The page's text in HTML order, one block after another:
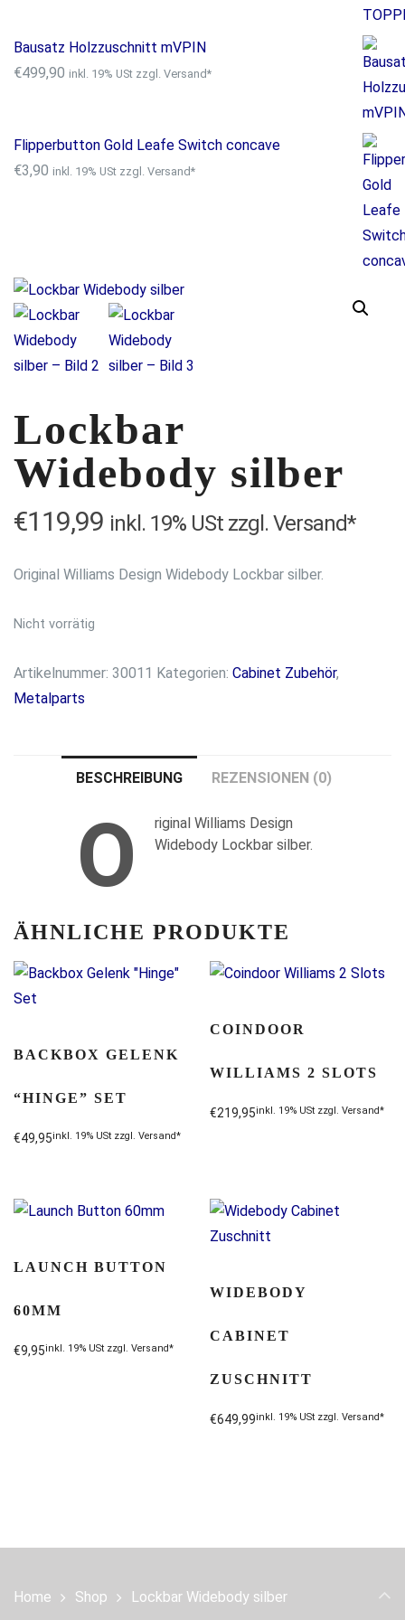
Bausatz Holzzuschnitt mVPIN
€499,90 inkl. 19% USt zzgl. Versand*
Flipperbutton Gold Leafe Switch concave
€3,90 inkl. 19% USt zzgl. Versand*
Lockbar
Widebody silber
€119,99 inkl. 19% USt zzgl. Versand*
Original Williams Design Widebody Lockbar silber.
Nicht vorrätig
Artikelnummer: 30011 Kategorien: Cabinet Zubehör,
Metalparts
BESCHREIBUNG REZENSIONEN (0)
O
riginal Williams Design
Widebody Lockbar silber.
ÄHNLICHE PRODUKTE
BACKBOX GELENK
“HINGE” SET
€49,95inkl. 19% USt zzgl. Versand*
COINDOOR
WILLIAMS 2 SLOTS
€219,95inkl. 19% USt zzgl. Versand*
LAUNCH BUTTON
60MM
€9,95inkl. 19% USt zzgl. Versand*
auf
WIDEBODY
CABINET
ZUSCHNITT
€649,99inkl. 19% USt zzgl. Versand*
Home Shop Lockbar Widebody silber